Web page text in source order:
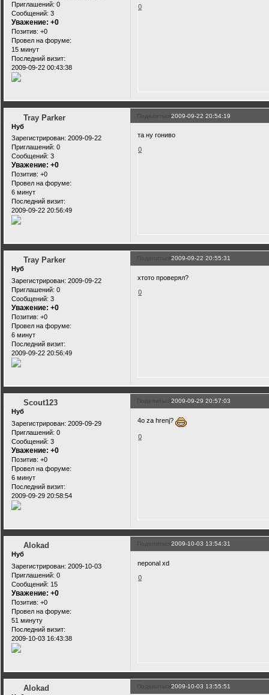
Приглашений: 0
Сообщений: 3
Уважение: +0
Позитив: +0
Провел на форуме:
15 минут
Последний визит:
2009-09-22 00:43:38
0
Поделиться2009-09-22 20:54:19
Tray Parker
Нуб
Зарегистрирован: 2009-09-22
Приглашений: 0
Сообщений: 3
Уважение: +0
Позитив: +0
Провел на форуме:
6 минут
Последний визит:
2009-09-22 20:56:49
та ну гониво
0
Поделиться2009-09-22 20:55:31
Tray Parker
Нуб
Зарегистрирован: 2009-09-22
Приглашений: 0
Сообщений: 3
Уважение: +0
Позитив: +0
Провел на форуме:
6 минут
Последний визит:
2009-09-22 20:56:49
хтото проверял?
0
Поделиться2009-09-29 20:57:03
Scout123
Нуб
Зарегистрирован: 2009-09-29
Приглашений: 0
Сообщений: 3
Уважение: +0
Позитив: +0
Провел на форуме:
6 минут
Последний визит:
2009-09-29 20:58:54
4o za hrenj?
0
Поделиться2009-10-03 13:54:31
Alokad
Нуб
Зарегистрирован: 2009-10-03
Приглашений: 0
Сообщений: 15
Уважение: +0
Позитив: +0
Провел на форуме:
51 минуту
Последний визит:
2009-10-03 16:43:38
neponal xd
0
Поделиться2009-10-03 13:55:51
Alokad